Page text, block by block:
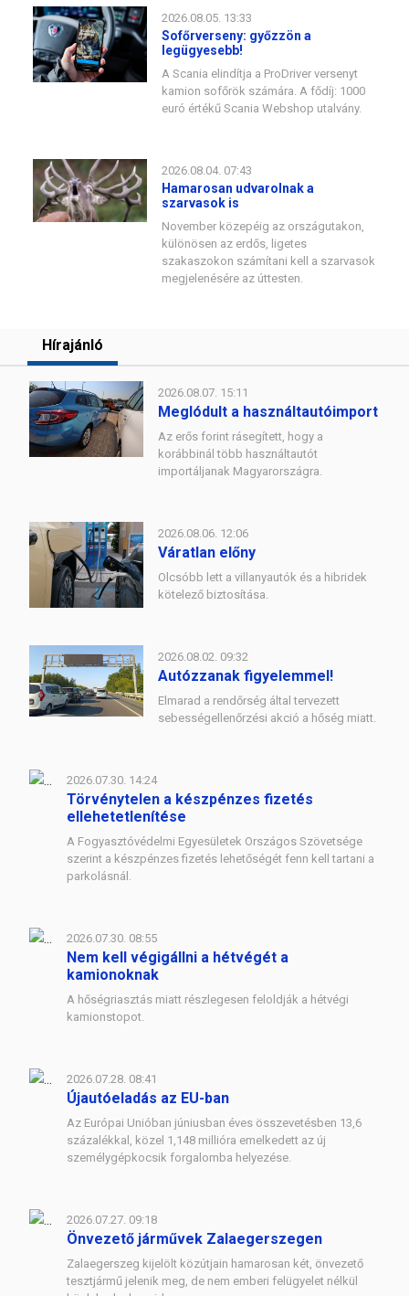
2026.08.05. 13:33
Sofőrverseny: győzzön a
legügyesebb!
A Scania elindítja a ProDriver versenyt
kamion sofőrök számára. A fődíj: 1000
euró értékű Scania Webshop utalvány.
2026.08.04. 07:43
Hamarosan udvarolnak a
szarvasok is
November közepéig az országutakon,
különösen az erdős, ligetes
szakaszokon számítani kell a szarvasok
megjelenésére az úttesten.
Hírajánló
2026.08.07. 15:11
Meglódult a használtautóimport
Az erős forint rásegített, hogy a
korábbinál több használtautót
importáljanak Magyarországra.
2026.08.06. 12:06
Váratlan előny
Olcsóbb lett a villanyautók és a hibridek
kötelező biztosítása.
2026.08.02. 09:32
Autózzanak figyelemmel!
Elmarad a rendőrség által tervezett
sebességellenőrzési akció a hőség miatt.
2026.07.30. 14:24
Törvénytelen a készpénzes fizetés
ellehetetlenítése
A Fogyasztóvédelmi Egyesületek Országos Szövetsége
szerint a készpénzes fizetés lehetőségét fenn kell tartani a
parkolásnál.
2026.07.30. 08:55
Nem kell végigállni a hétvégét a
kamionoknak
A hőségriasztás miatt részlegesen feloldják a hétvégi
kamionstopot.
2026.07.28. 08:41
Újautóeladás az EU-ban
Az Európai Unióban júniusban éves összevetésben 13,6
százalékkal, közel 1,148 millióra emelkedett az új
személygépkocsik forgalomba helyezése.
2026.07.27. 09:18
Önvezető járművek Zalaegerszegen
Zalaegerszeg kijelölt közútjain hamarosan két, önvezető
tesztjármű jelenik meg, de nem emberi felügyelet nélkül